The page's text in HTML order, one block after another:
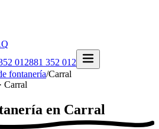
012881 352 012
fontanería/Carral
Carral
en Carral